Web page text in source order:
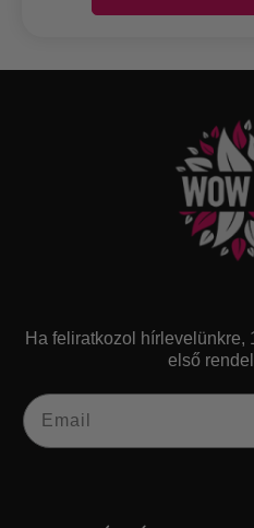
Ha feliratkozol hírlevelünkre,
első
Email